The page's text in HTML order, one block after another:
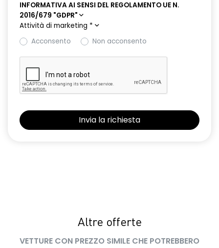
INFORMATIVA AI SENSI DEL REGOLAMENTO UE N.
2016/679 "GDPR"
Attività di marketing *
Acconsento
Non acconsento
Altre offerte
VETTURE CON PREZZO SIMILE CHE POTREBBERO